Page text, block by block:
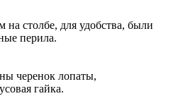
столбе, для удобства, были
перила.
черенок лопаты,
гайка.